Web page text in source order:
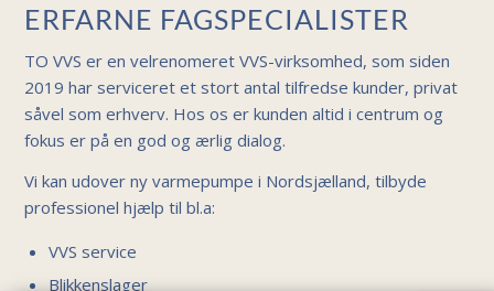
ERFARNE FAGSPECIALISTER
TO VVS er en velrenomeret VVS-virksomhed, som siden
2019 har serviceret et stort antal tilfredse kunder, privat
såvel som erhverv. Hos os er kunden altid i centrum og
fokus er på en god og ærlig dialog.
Vi kan udover ny varmepumpe i Nordsjælland, tilbyde
professionel hjælp til bl.a:
VVS service
Blikkenslager